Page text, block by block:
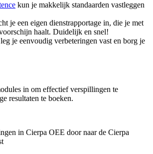
kun je makkelijk standaarden vastleggen
je een eigen dienstrapportage in, die je met
haalt. Duidelijk en snel!
leg je eenvoudig verbeteringen vast en borg je
in om effectief verspillingen te
resultaten te boeken.
in Cierpa OEE door naar de Cierpa